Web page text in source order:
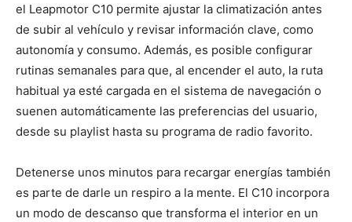
el Leapmotor C10 permite ajustar la climatización antes
de subir al vehículo y revisar información clave, como
autonomía y consumo. Además, es posible configurar
rutinas semanales para que, al encender el auto, la ruta
habitual ya esté cargada en el sistema de navegación o
suenen automáticamente las preferencias del usuario,
desde su playlist hasta su programa de radio favorito.
Detenerse unos minutos para recargar energías también
es parte de darle un respiro a la mente. El C10 incorpora
un modo de descanso que transforma el interior en un